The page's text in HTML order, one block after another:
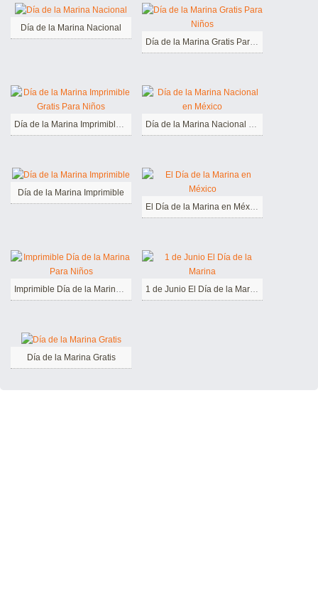
Día de la Marina Nacional
Día de la Marina Imprimible
Día de la Marina Gratis